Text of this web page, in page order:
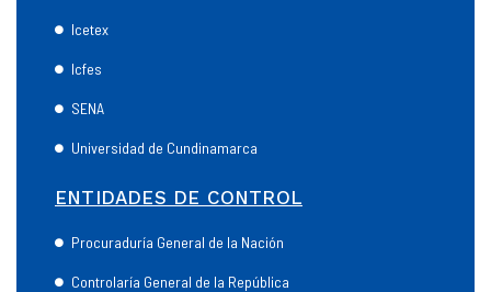
Icetex
Icfes
SENA
Universidad de Cundinamarca
ENTIDADES DE CONTROL
Procuraduría General de la Nación
Controlaría General de la República